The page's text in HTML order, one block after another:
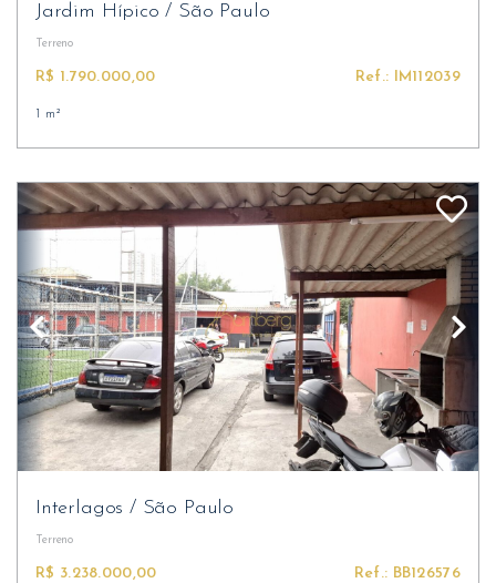
Jardim Hípico/ São Paulo
Terreno
R$ 1.790.000,00 Ref.: IM112039
1 m²
Interlagos/ São Paulo
Terreno
R$ 3.238.000,00 Ref.: BB126576